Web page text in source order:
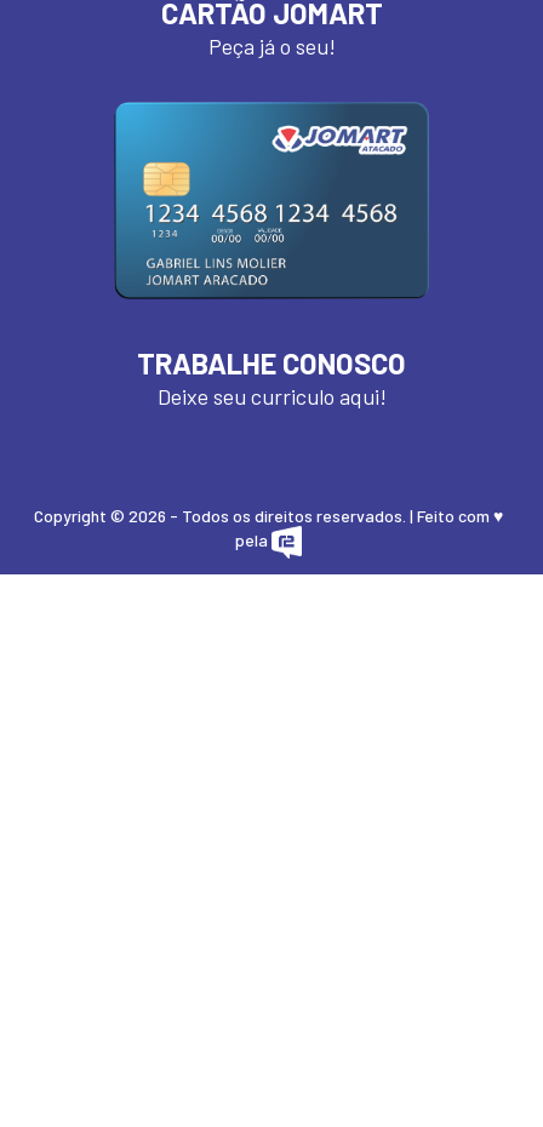
CARTÃO JOMART
Peça já o seu!
TRABALHE CONOSCO
Deixe seu curriculo aqui!
Copyright © 2026 - Todos os direitos reservados. | Feito com ♥
pela